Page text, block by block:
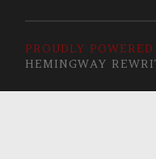
PROUDLY
HEMINGWAY